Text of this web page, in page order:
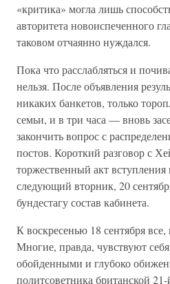
«критика» могла лишь
авторитета новоиспеченного
таковом отчаянно нуждался.
Пока что расслабляться и
нельзя. После объявления
никаких банкетов, только
семьи, и в три часа — вновь
закончить вопрос с
постов. Короткий разговор с
торжественный акт
следующий вторник, 20
бундестагу состав кабинета.
К воскресенью 18 сентября
Многие, правда, чувствуют
обойденными и глубоко
политсоветника британской